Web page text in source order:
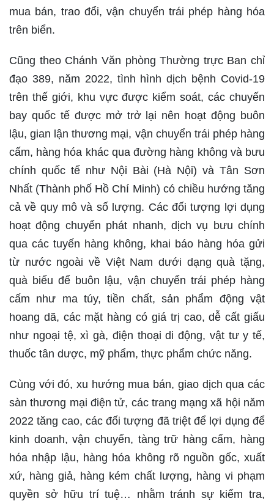
mua bán, trao đổi, vận chuyển trái phép hàng hóa
trên biển.
Cũng theo Chánh Văn phòng Thường trực Ban chỉ
đạo 389, năm 2022, tình hình dịch bệnh Covid-19
trên thế giới, khu vực được kiểm soát, các chuyến
bay quốc tế được mở trở lại nên hoạt động buôn
lậu, gian lận thương mại, vận chuyển trái phép hàng
cấm, hàng hóa khác qua đường hàng không và bưu
chính quốc tế như Nội Bài (Hà Nội) và Tân Sơn
Nhất (Thành phố Hồ Chí Minh) có chiều hướng tăng
cả về quy mô và số lượng. Các đối tượng lợi dụng
hoạt động chuyển phát nhanh, dịch vụ bưu chính
qua các tuyến hàng không, khai báo hàng hóa gửi
từ nước ngoài về Việt Nam dưới dạng quà tặng,
quà biếu để buôn lậu, vận chuyển trái phép hàng
cấm như ma túy, tiền chất, sản phẩm động vật
hoang dã, các mặt hàng có giá trị cao, dễ cất giấu
như ngoại tệ, xì gà, điện thoại di động, vật tư y tế,
thuốc tân dược, mỹ phẩm, thực phẩm chức năng.
Cùng với đó, xu hướng mua bán, giao dịch qua các
sàn thương mại điện tử, các trang mạng xã hội năm
2022 tăng cao, các đối tượng đã triệt để lợi dụng để
kinh doanh, vận chuyển, tàng trữ hàng cấm, hàng
hóa nhập lậu, hàng hóa không rõ nguồn gốc, xuất
xứ, hàng giả, hàng kém chất lượng, hàng vi phạm
quyền sở hữu trí tuệ… nhằm tránh sự kiểm tra,